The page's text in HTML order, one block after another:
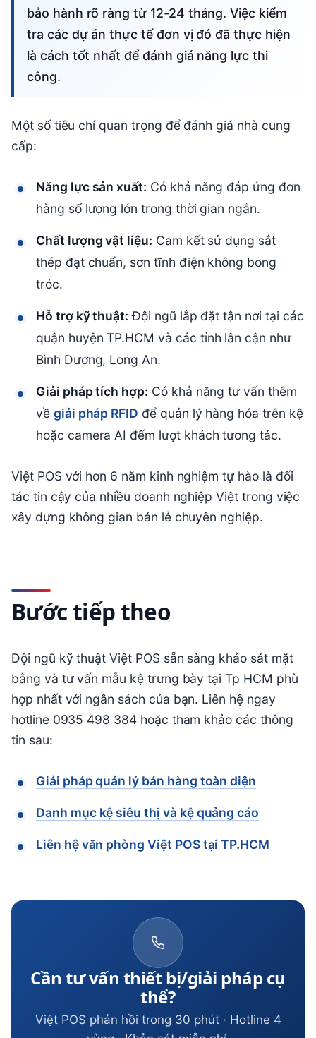
bảo hành rõ ràng từ 12-24 tháng. Việc kiểm
tra các dự án thực tế đơn vị đó đã thực hiện
là cách tốt nhất để đánh giá năng lực thi
công.
Một số tiêu chí quan trọng để đánh giá nhà cung
cấp:
Năng lực sản xuất: Có khả năng đáp ứng đơn
hàng số lượng lớn trong thời gian ngắn.
Chất lượng vật liệu: Cam kết sử dụng sắt
thép đạt chuẩn, sơn tĩnh điện không bong
tróc.
Hỗ trợ kỹ thuật: Đội ngũ lắp đặt tận nơi tại các
quận huyện TP.HCM và các tỉnh lân cận như
Bình Dương, Long An.
Giải pháp tích hợp: Có khả năng tư vấn thêm
về giải pháp RFID để quản lý hàng hóa trên kệ
hoặc camera AI đếm lượt khách tương tác.
Việt POS với hơn 6 năm kinh nghiệm tự hào là đối
tác tin cậy của nhiều doanh nghiệp Việt trong việc
xây dựng không gian bán lẻ chuyên nghiệp.
Bước tiếp theo
Đội ngũ kỹ thuật Việt POS sẵn sàng khảo sát mặt
bằng và tư vấn mẫu kệ trưng bày tại Tp HCM phù
hợp nhất với ngân sách của bạn. Liên hệ ngay
hotline 0935 498 384 hoặc tham khảo các thông
tin sau:
Giải pháp quản lý bán hàng toàn diện
Danh mục kệ siêu thị và kệ quảng cáo
Liên hệ văn phòng Việt POS tại TP.HCM
Cần tư vấn thiết bị/giải pháp cụ
thể?
Việt POS phản hồi trong 30 phút · Hotline 4